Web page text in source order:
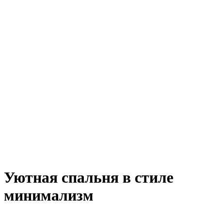
Уютная спальня в стиле
минимализм